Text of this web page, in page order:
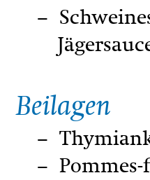
Beilagen